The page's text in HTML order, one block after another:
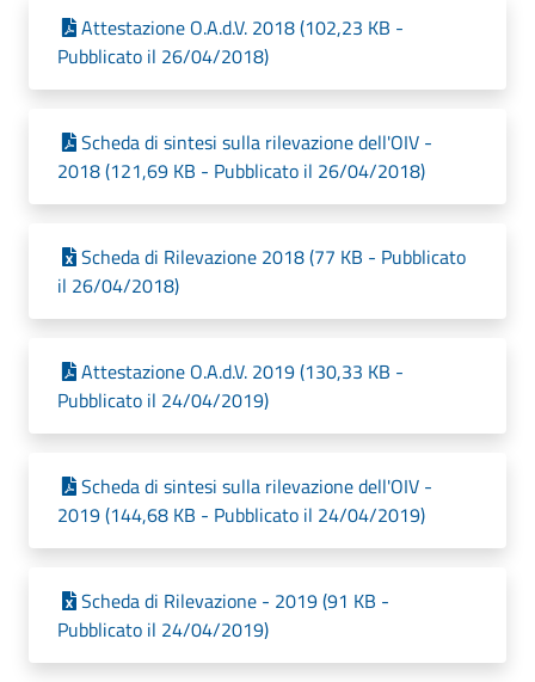
Attestazione O.A.d.V. 2018 (102,23 KB -
Pubblicato il 26/04/2018)
Scheda di sintesi sulla rilevazione dell'OIV -
2018 (121,69 KB - Pubblicato il 26/04/2018)
Scheda di Rilevazione 2018 (77 KB - Pubblicato
il 26/04/2018)
Attestazione O.A.d.V. 2019 (130,33 KB -
Pubblicato il 24/04/2019)
Scheda di sintesi sulla rilevazione dell'OIV -
2019 (144,68 KB - Pubblicato il 24/04/2019)
Scheda di Rilevazione - 2019 (91 KB -
Pubblicato il 24/04/2019)